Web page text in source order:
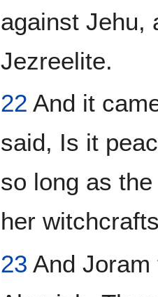
against Jehu,
Jezreelite.
22 And it
said, Is it
so long as
her
23 And